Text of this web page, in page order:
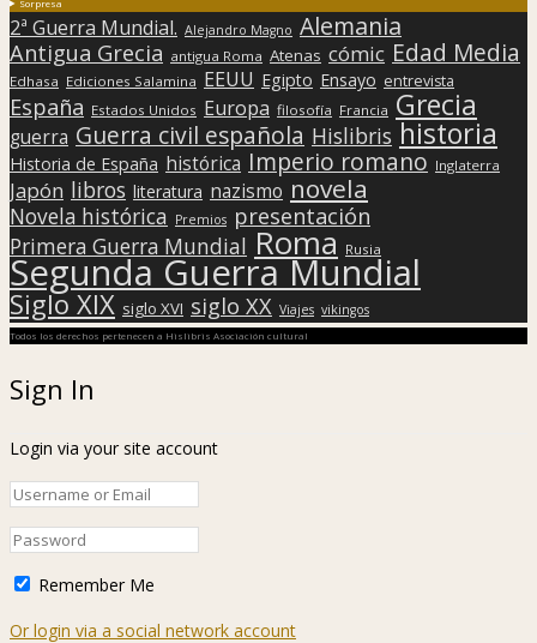
2ª Guerra Mundial. Alejandro Magno Alemania
Antigua Grecia antigua Roma Atenas cómic Edad Media
Edhasa Ediciones Salamina EEUU Egipto Ensayo entrevista
España Estados Unidos Europa filosofía Francia Grecia
guerra Guerra civil española Hislibris historia
Historia de España histórica Imperio romano Inglaterra
Japón libros literatura nazismo novela
Novela histórica Premios presentación
Primera Guerra Mundial Roma Rusia
Segunda Guerra Mundial
Siglo XIX siglo XVI siglo XX Viajes vikingos
Todos los derechos pertenecen a Hislibris Asociación cultural
Sign In
Login via your site account
Remember Me
Or login via a social network account